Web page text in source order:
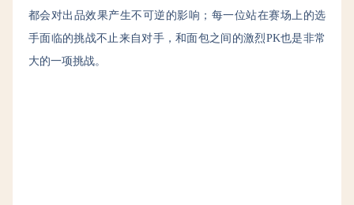
都会对出品效果产生不可逆的影响；每一位站在赛场上的选
手面临的挑战不止来自对手，和面包之间的激烈PK也是非常
大的一项挑战。